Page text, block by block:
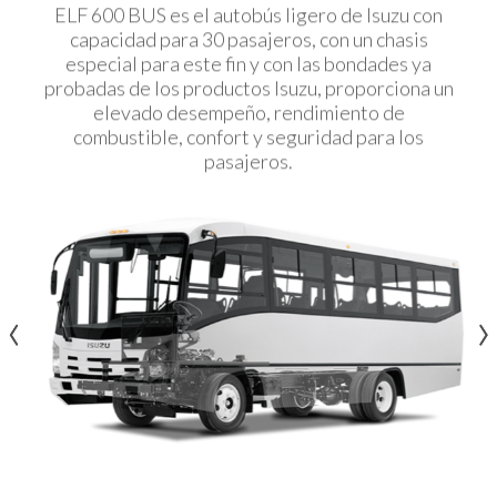
ELF 600 BUS es el autobús ligero de Isuzu con
capacidad para 30 pasajeros, con un chasis
especial para este fin y con las bondades ya
probadas de los productos Isuzu, proporciona un
elevado desempeño, rendimiento de
combustible, confort y seguridad para los
pasajeros.
‹ ›
‹ ›